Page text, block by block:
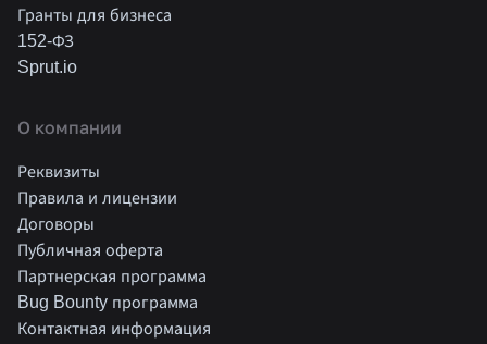
Гранты для бизнеса
152-ФЗ
Sprut.io
О компании
Реквизиты
Правила и лицензии
Договоры
Публичная оферта
Партнерская программа
Bug Bounty программа
Контактная информация